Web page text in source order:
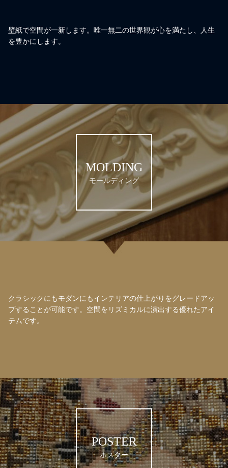
壁紙で空間が一新します。唯一無二の世界観が心を満たし、人生
を豊かにします。
MOLDING
モールディング
クラシックにもモダンにもインテリアの仕上がりをグレードアッ
プすることが可能です。空間をリズミカルに演出する優れたアイ
テムです。
POSTER
ポスター